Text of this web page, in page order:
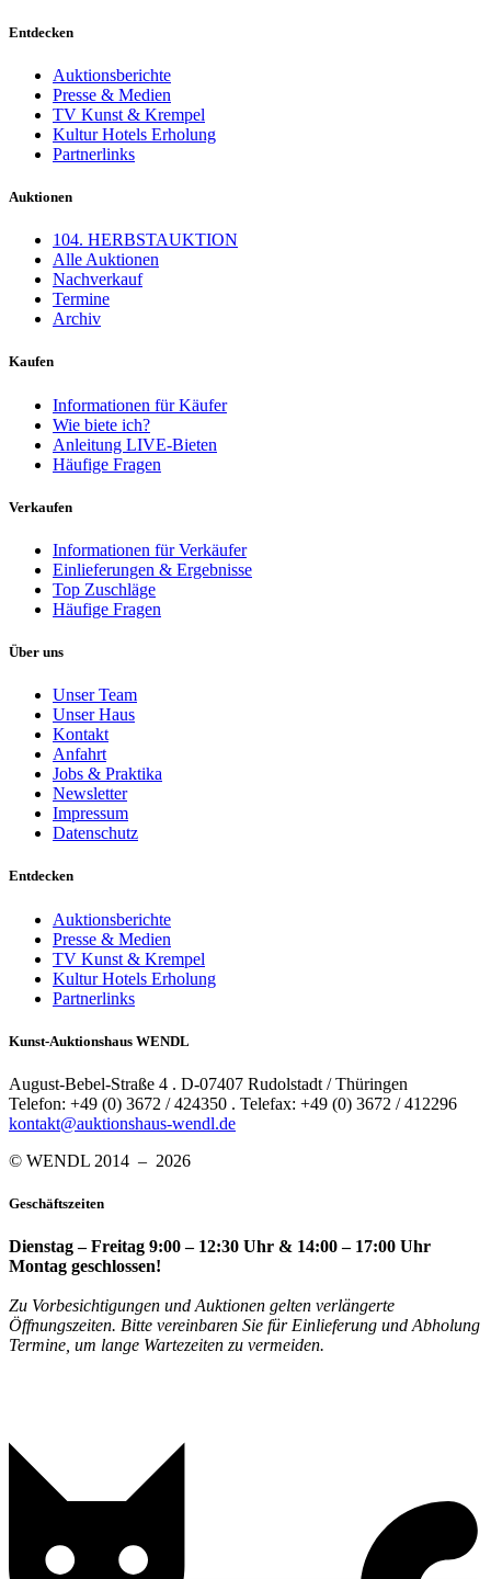
Entdecken
Auktionsberichte
Presse & Medien
TV Kunst & Krempel
Kultur Hotels Erholung
Partnerlinks
Auktionen
104. HERBSTAUKTION
Alle Auktionen
Nachverkauf
Termine
Archiv
Kaufen
Informationen für Käufer
Wie biete ich?
Anleitung LIVE-Bieten
Häufige Fragen
Verkaufen
Informationen für Verkäufer
Einlieferungen & Ergebnisse
Top Zuschläge
Häufige Fragen
Über uns
Unser Team
Unser Haus
Kontakt
Anfahrt
Jobs & Praktika
Newsletter
Impressum
Datenschutz
Entdecken
Auktionsberichte
Presse & Medien
TV Kunst & Krempel
Kultur Hotels Erholung
Partnerlinks
Kunst-Auktionshaus WENDL
August-Bebel-Straße 4 . D-07407 Rudolstadt / Thüringen
Telefon: +49 (0) 3672 / 424350 . Telefax: +49 (0) 3672 / 412296
kontakt@auktionshaus-wendl.de
© WENDL 2014 – 2026
Geschäftszeiten
Dienstag – Freitag 9:00 – 12:30 Uhr & 14:00 – 17:00 Uhr
Montag geschlossen!
Zu Vorbesichtigungen und Auktionen gelten verlängerte
Öffnungszeiten. Bitte vereinbaren Sie für Einlieferung und Abholung
Termine, um lange Wartezeiten zu vermeiden.